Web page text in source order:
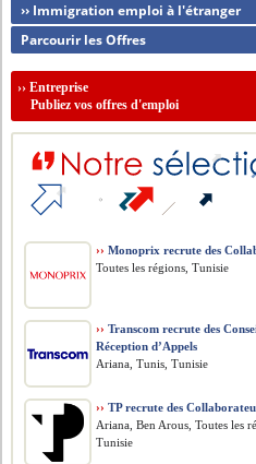
›› Immigration emploi à l'étranger
Parcourir les Offres
››Entreprise
Publiez vos offres d'emploi
›› Monoprix recrute des
Toutes les régions, Tunisie
›› Transcom recrute des
Réception d’Appels
Ariana, Tunis, Tunisie
›› TP recrute des
Ariana, Ben Arous, Toutes les
Tunisie